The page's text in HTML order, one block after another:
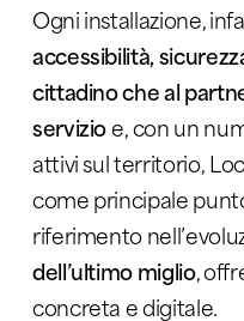
Ogni installazione,
accessibilità,
cittadino che al
servizioe,con un
attivi sul territorio,
come principalep
riferimento
dell’ultimo miglio,
concreta e digitale.